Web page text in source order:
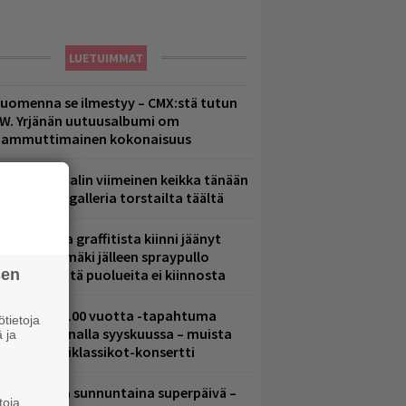
LUETUIMMAT
se ilmestyy – CMX:stä tutun
Yrjänän uutuusalbumi om
kokonaisuus
Eppu Normaalin viimeinen keikka tänään
katso kuvagalleria torstailta täältä
Laittomasta graffitista kiinni jäänyt
Arhinmäki jälleen spraypullo
– näitä puolueita ei kiinnosta
Yle 100 vuotta -tapahtuma
Arenalla syyskuussa – muista
metalliklassikot-konsertti
Tampereella sunnuntaina superpäivä –
ja